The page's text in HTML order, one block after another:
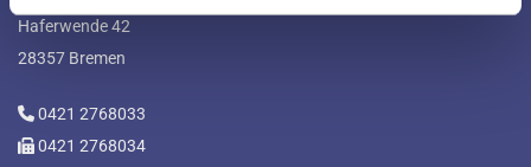
Haferwende 42
28357 Bremen
 0421 2768033
 0421 2768034